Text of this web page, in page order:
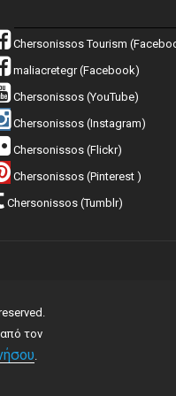
Chersonissos Tourism
maliacretegr (Facebook)
Chersonissos (YouTube)
Chersonissos (Instagram)
Chersonissos (Flickr)
Chersonissos (Pinterest )
Chersonissos (Tumblr)
τον
.